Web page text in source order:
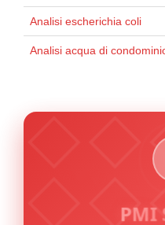
Analisi escherichia coli
Analisi acqua di
PMI